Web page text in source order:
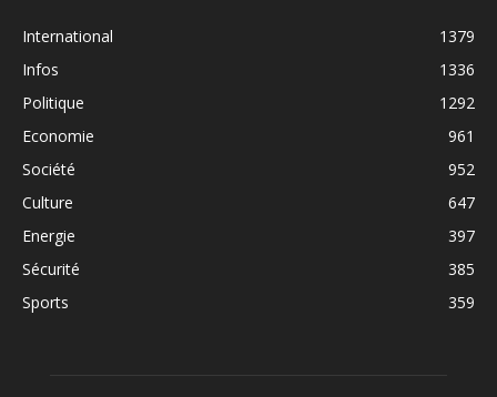
International
1379
Infos
1336
Politique
1292
Economie
961
Société
952
Culture
647
Energie
397
Sécurité
385
Sports
359